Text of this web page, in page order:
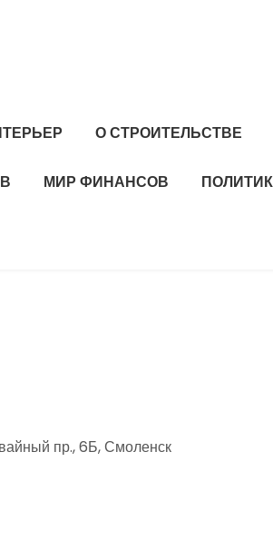
О СТРОИТЕЛЬСТВЕ
МИР ФИНАНСОВ
пр., 6Б, Смоленск